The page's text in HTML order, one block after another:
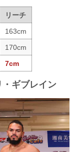
リーチ
163cm
170cm
7cm
ギブレイン